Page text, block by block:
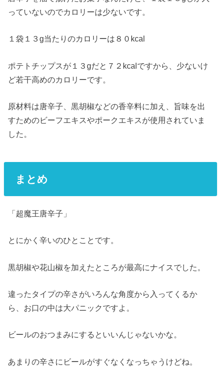
っていないのでカロリーは少ないです。
１袋１３g当たりのカロリーは８０kcal
ポテトチップスが１３gだと７２kcalですから、少ないけ
ど若干高めのカロリーです。
原材料は唐辛子、黒胡椒などの香辛料に加え、旨味を出
すためのビーフエキスやポークエキスが使用されていま
した。
まとめ
「超魔王唐辛子」
とにかく辛いのひとことです。
黒胡椒や花山椒を加えたところが最高にナイスでした。
違ったタイプの辛さがいろんな角度から入ってくるか
ら、お口の中は大パニックですよ。
ビールのおつまみにするといいんじゃないかな。
あまりの辛さにビールがすぐなくなっちゃうけどね。